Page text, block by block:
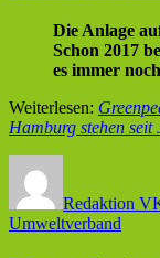
Die Anlage
Schon 2017
es immer
Weiterlesen:
Hamburg stehen
Redaktion
Umweltverband